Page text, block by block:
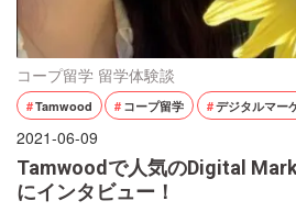
コープ留学 留学体験談
Tamwood コープ留学 デジタルマー
2021-06-09
Tamwoodで人気のDigital
にインタビュー！